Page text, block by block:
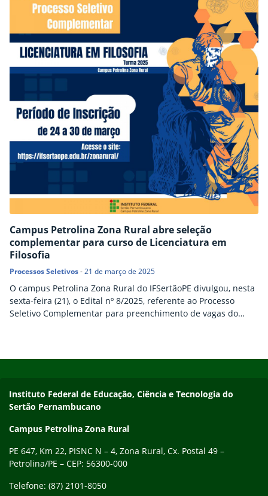
Campus Petrolina Zona Rural abre seleção
complementar para curso de Licenciatura em
Filosofia
Processos Seletivos-21 de março de 2025
O campus Petrolina Zona Rural do IFSertãoPE divulgou, nesta
sexta-feira (21), o Edital nº 8/2025, referente ao Processo
Seletivo Complementar para preenchimento de vagas do
Endereço
Instituto Federal de Educação, Ciência e Tecnologia do
Sertão Pernambucano
Campus Petrolina Zona Rural
PE 647, Km 22, PISNC N – 4, Zona Rural, Cx. Postal 49 –
Petrolina/PE – CEP: 56300-000
Telefone: (87) 2101-8050